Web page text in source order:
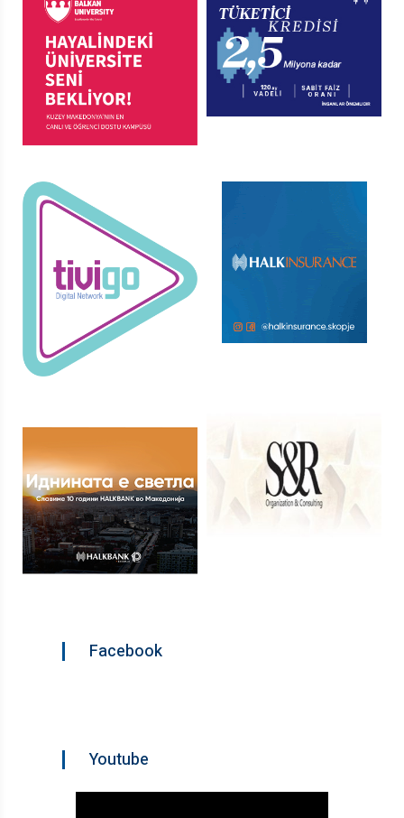
Facebook
Youtube